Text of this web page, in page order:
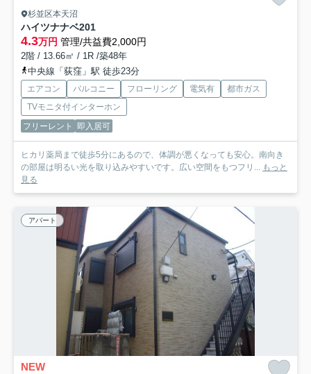
杉並区本天沼
ハイツナナベ201
4.3万円 管理/共益費2,000円
2階 / 13.66㎡ / 1R /築48年
中央線「荻窪」駅 徒歩23分
エアコン バルコニー フローリング 電気有
都市ガス
TVモニタ付インターホン
フリーレント
即入居可
ヒカリ薬局まで徒歩5分にあるので、体調が悪くなっても安心。南向き
の部屋は明るい光を取り込みやすいです。広い空間をもつフリ... もっと
見る
アパート
NEW